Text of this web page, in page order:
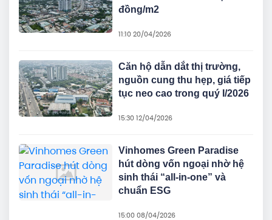
đồng/m2
11:10 20/04/2026
Căn hộ dẫn dắt thị trường,
nguồn cung thu hẹp, giá tiếp
tục neo cao trong quý I/2026
15:30 12/04/2026
Vinhomes Green Paradise
hút dòng vốn ngoại nhờ hệ
sinh thái “all-in-one” và
chuẩn ESG
15:00 08/04/2026